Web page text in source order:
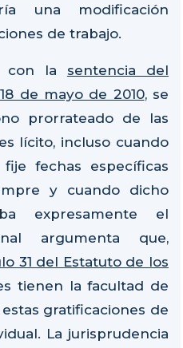
una modificación
de trabajo.
con la sentencia del
de mayo de 2010, se
prorrateado de las
lícito, incluso cuando
fechas específicas
y cuando dicho
expresamente el
argumenta que,
31 del Estatuto de los
tienen la facultad de
gratificaciones de
La jurisprudencia